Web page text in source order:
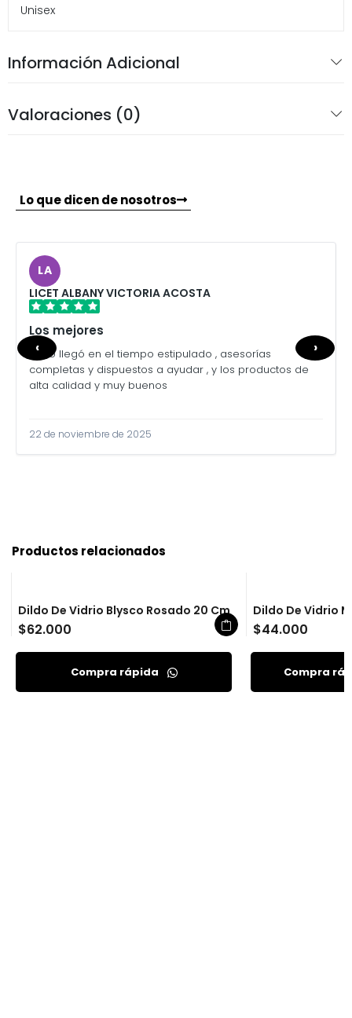
Unisex
Información Adicional
Valoraciones (0)
Lo que dicen de nosotros
LA
LICET ALBANY VICTORIA ACOSTA
Los mejores
Todo llegó en el tiempo estipulado , asesorías
completas y dispuestos a ayudar , y los productos de
alta calidad y muy buenos
22 de noviembre de 2025
‹ ›
Productos relacionados
Dildo De Vidrio Blysco Rosado 20 Cm
$62.000
Compra rápida
Dildo De Vidrio
$44.000
Compra